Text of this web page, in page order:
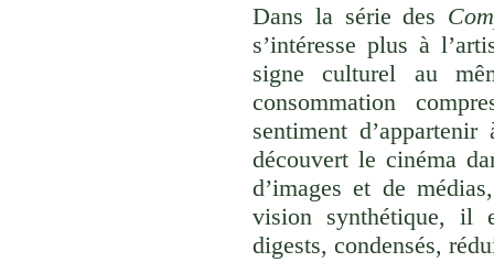
Dans la série des
s’intéresse plus à
signe culturel au
consommation
sentiment
découvert le cinéma
d’images et de
vision synthétique, il
digests, condensés,